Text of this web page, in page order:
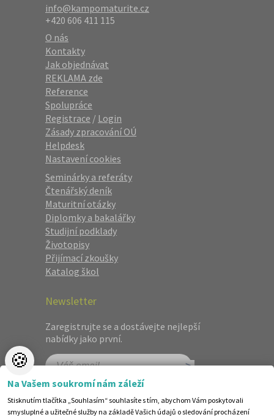
info@kampomaturite.cz
+420 606 411 115
O nás
Kontakty
Jak objednávat
REKLAMA zde
Reference
Spolupráce
Registrace / Login
Zásady zpracování OÚ
Helpdesk
Nastavení cookies
Seminárky a referáty
Čtenářský deník
Maturitní otázky
Diplomky a bakalářky
Studijní podklady
Životopisy
Přijímací zkoušky
Katalog škol
Newsletter
Zaregistrujte se a dostávejte nejlepší
nabídky jako první.
🍪
Na Vašem soukromí nám záleží
Stisknutím tlačítka „Souhlasím“ souhlasíte s tím, abychom Vám poskytovali
smysluplné a užitečné služby na základě Vašich údajů o sledování procházení